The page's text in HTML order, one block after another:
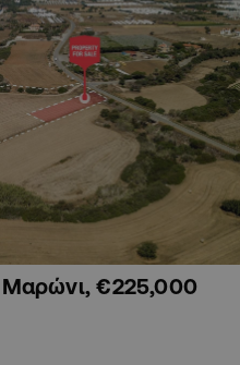
Μαρώνι, €225,000